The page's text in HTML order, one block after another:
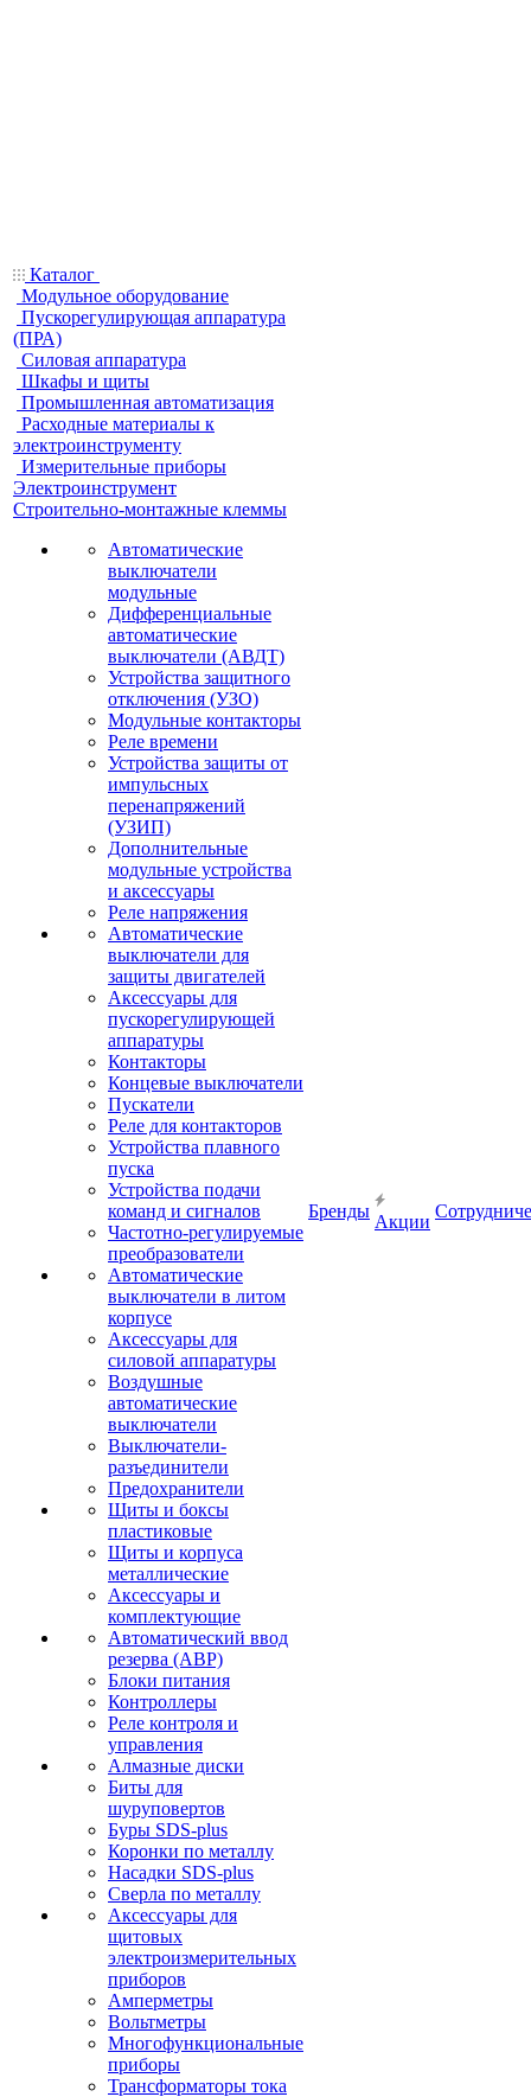
Каталог
Модульное оборудование
Пускорегулирующая аппаратура
(ПРА)
Силовая аппаратура
Шкафы и щиты
Промышленная автоматизация
Расходные материалы к
электроинструменту
Измерительные приборы
Электроинструмент
Строительно-монтажные клеммы
Автоматические
выключатели
модульные
Дифференциальные
автоматические
выключатели (АВДТ)
Устройства защитного
отключения (УЗО)
Модульные контакторы
Реле времени
Устройства защиты от
импульсных
перенапряжений
(УЗИП)
Дополнительные
модульные устройства
и аксессуары
Реле напряжения
Автоматические
выключатели для
защиты двигателей
Аксессуары для
пускорегулирующей
аппаратуры
Контакторы
Концевые выключатели
Пускатели
Реле для контакторов
Устройства плавного
пуска
Устройства подачи
команд и сигналов
Частотно-регулируемые
преобразователи
Автоматические
выключатели в литом
корпусе
Аксессуары для
силовой аппаратуры
Воздушные
автоматические
выключатели
Выключатели-
разъединители
Предохранители
Щиты и боксы
пластиковые
Щиты и корпуса
металлические
Аксессуары и
комплектующие
Автоматический ввод
резерва (АВР)
Блоки питания
Контроллеры
Реле контроля и
управления
Алмазные диски
Биты для
шуруповертов
Буры SDS-plus
Коронки по металлу
Насадки SDS-plus
Сверла по металлу
Аксессуары для
щитовых
электроизмерительных
приборов
Амперметры
Вольтметры
Многофункциональные
приборы
Трансформаторы тока
Бренды
Акции